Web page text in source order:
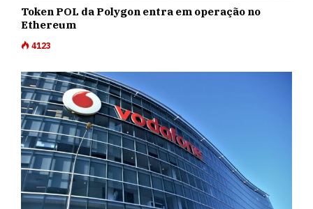
Token POL da Polygon entra em operação no
Ethereum
4123